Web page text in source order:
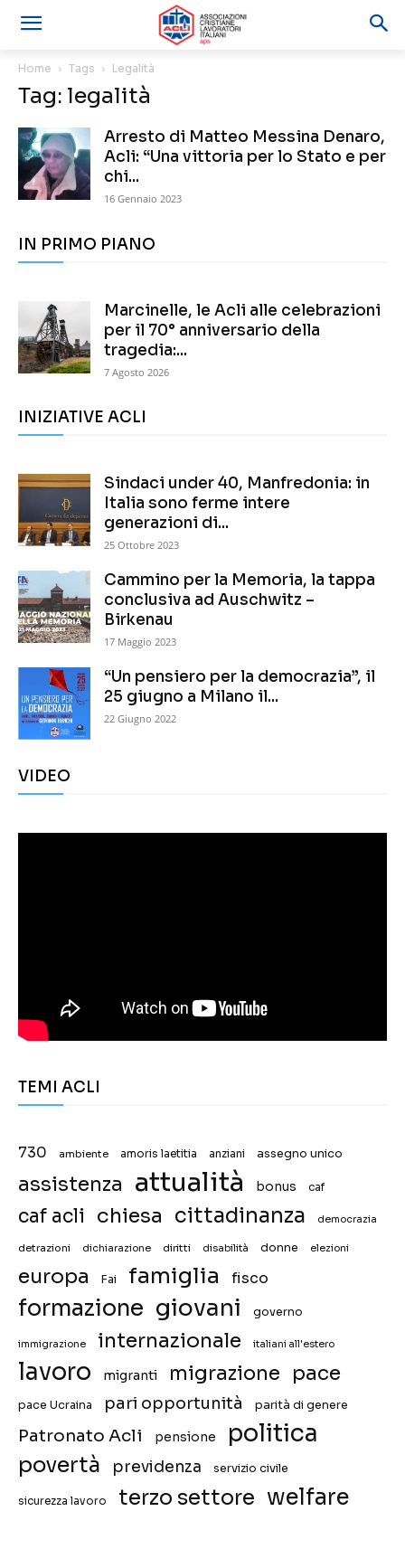
Home Tags Legalità
Tag: legalità
Arresto di Matteo Messina Denaro,
Acli: “Una vittoria per lo Stato e per
chi...
16 Gennaio 2023
IN PRIMO PIANO
Marcinelle, le Acli alle celebrazioni
per il 70° anniversario della
tragedia:...
7 Agosto 2026
INIZIATIVE ACLI
Sindaci under 40, Manfredonia: in
Italia sono ferme intere
generazioni di...
25 Ottobre 2023
Cammino per la Memoria, la tappa
conclusiva ad Auschwitz –
Birkenau
17 Maggio 2023
“Un pensiero per la democrazia”, il
25 giugno a Milano il...
22 Giugno 2022
VIDEO
TEMI ACLI
730 ambiente amoris laetitia anziani assegno unico
assistenza attualità bonus caf
caf acli chiesa cittadinanza democrazia
detrazioni dichiarazione diritti disabilità donne elezioni
europa Fai famiglia fisco
formazione giovani governo
immigrazione internazionale italiani all'estero
lavoro migranti migrazione pace
pace Ucraina pari opportunità parità di genere
Patronato Acli pensione politica
povertà previdenza servizio civile
sicurezza lavoro terzo settore welfare